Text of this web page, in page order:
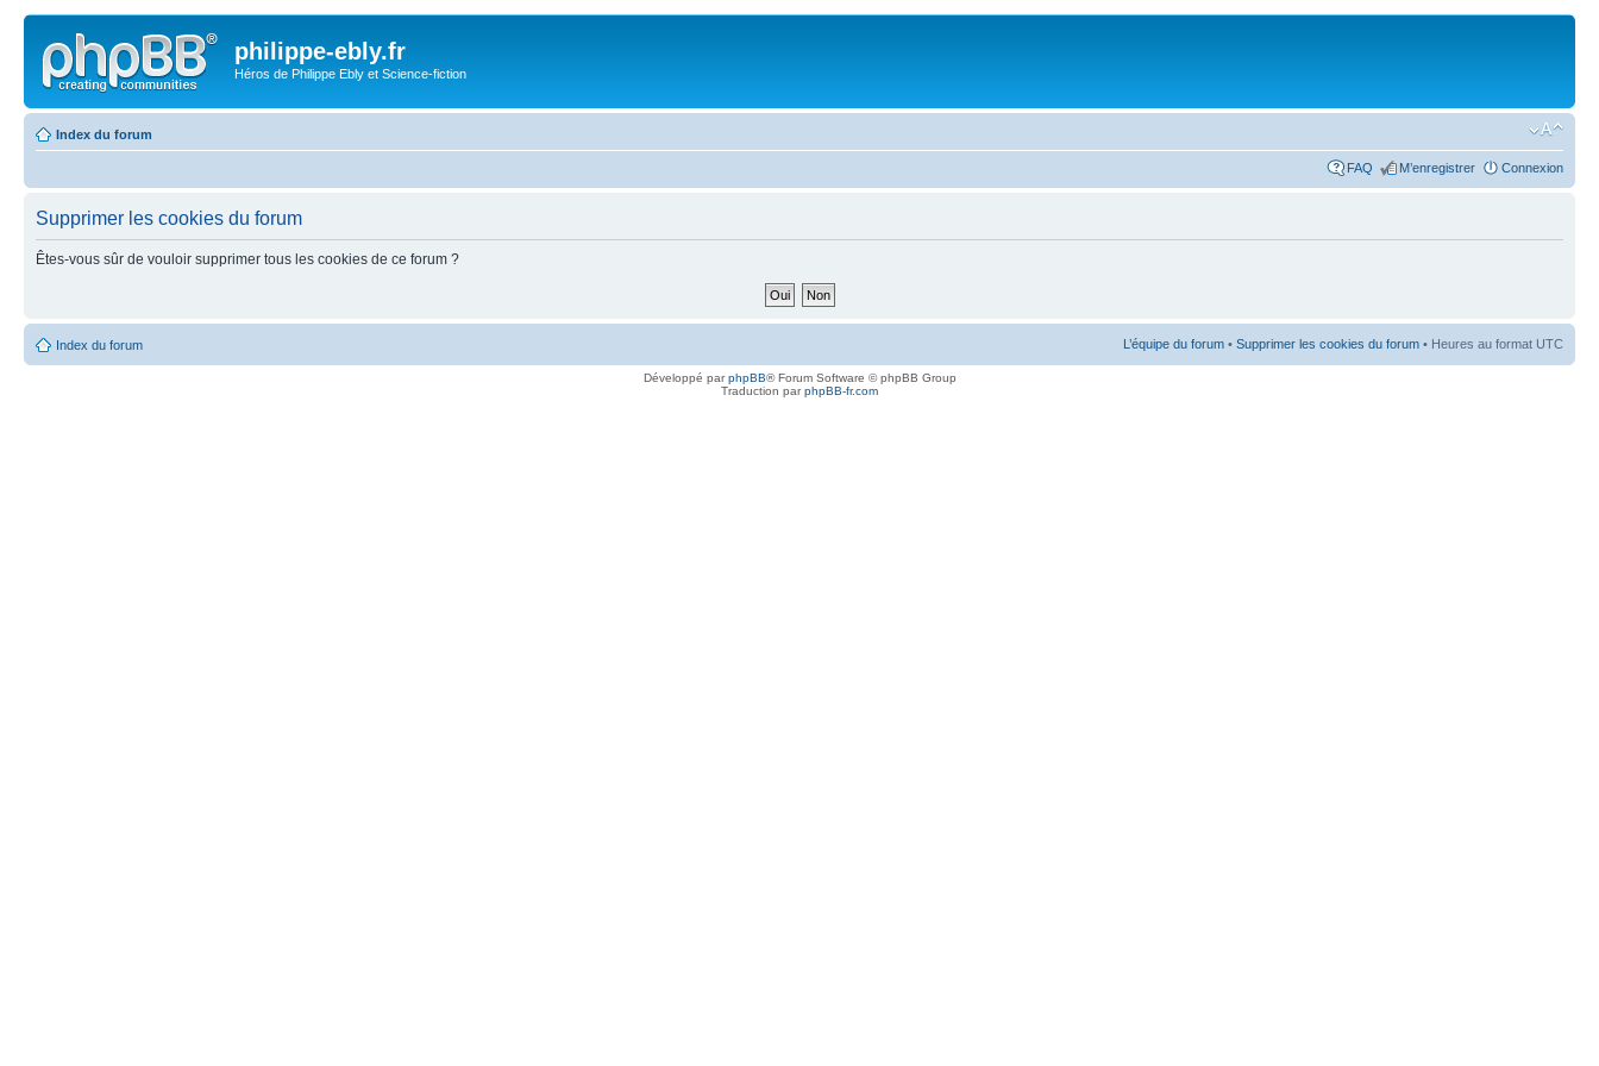
philippe-ebly.fr
Héros de Philippe Ebly et Science-fiction
Index du forum
FAQ M’enregistrer Connexion
Supprimer les cookies du forum
Êtes-vous sûr de vouloir supprimer tous les cookies de ce forum ?
Index du forum L’équipe du forum • Supprimer les cookies du forum • Heures au format UTC
Développé parphpBB® Forum Software © phpBB Group
Traduction parphpBB-fr.com